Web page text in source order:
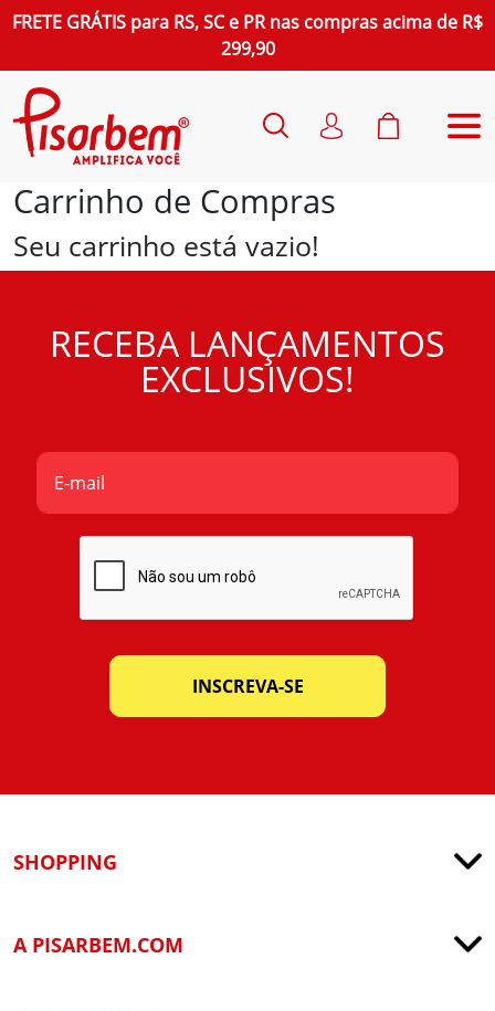
FRETE GRÁTIS para RS, SC e PRnas compras acima de R$
299,90
Carrinho de Compras
Seu carrinho está vazio!
RECEBA LANÇAMENTOS
EXCLUSIVOS!
INSCREVA-SE
SHOPPING
A PISARBEM.COM